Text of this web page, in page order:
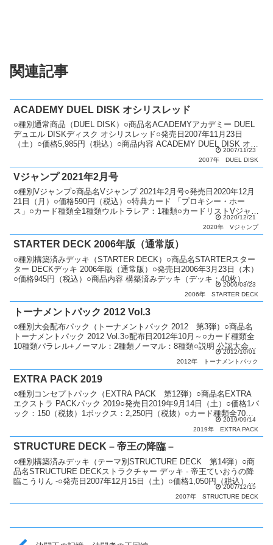
関連記事
ACADEMY DUEL DISK オシリスレッド
○種別通常商品（DUEL DISK）○商品名ACADEMYアカデミー DUEL
デュエル DISKディスク オシリスレッド○発売日2007年11月23日
（土）○価格5,985円（税込）○商品内容 ACADEMY DUEL DISK オシ
2007/11/23
2007年
DUEL DISK
Vジャンプ 2021年2月号
○種別Vジャンプ○商品名Vジャンプ 2021年2月号○発売日2020年12月
21日（月）○価格590円（税込）○特典カード 「プロキシー・ホー
ス」○カード種類全1種類ウルトラレア：1種類○カードリストVジャン
2020/12/21
2020年
Vジャンプ
STARTER DECK 2006年版（通常版）
○種別構築済みデッキ（STARTER DECK）○商品名STARTERスター
ター DECKデッキ 2006年版（通常版）○発売日2006年3月23日（木）
○価格945円（税込）○商品内容 構築済みデッキ（デッキ：40枚）：1
2006/03/23
2006年
STARTER DECK
トーナメントパック 2012 Vol.3
○種別大会配布パック（トーナメントパック 2012 第3弾）○商品名
トーナメントパック 2012 Vol.3○配布日2012年10月～○カード種類全
10種類パラレル+ノーマル：2種類ノーマル：8種類○説明 公認大会で
2012/10/01
2012年
トーナメントパック
EXTRA PACK 2019
○種別コンセプトパック（EXTRA PACK 第12弾）○商品名EXTRA
エクストラ PACKパック 2019○発売日2019年9月14日（土）○価格1パ
ック：150（税抜）1ボックス：2,250円（税抜）○カード種類全70種
2019/09/14
2019年
EXTRA PACK
STRUCTURE DECK – 帝王の降臨 –
○種別構築済みデッキ（テーマ別STRUCTURE DECK 第14弾）○商
品名STRUCTURE DECKストラクチャー デッキ - 帝王ていおうの降
臨こうりん -○発売日2007年12月15日（土）○価格1,050円（税込）○
2007/12/15
2007年
STRUCTURE DECK